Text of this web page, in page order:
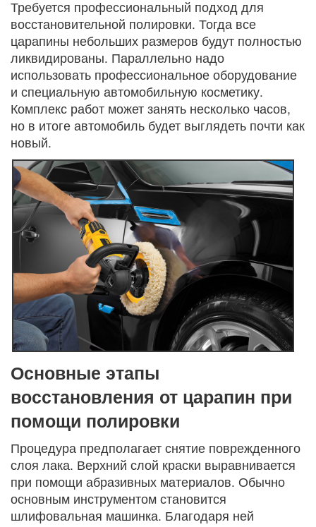
Требуется профессиональный подход для
восстановительной полировки. Тогда все
царапины небольших размеров будут полностью
ликвидированы. Параллельно надо
использовать профессиональное оборудование
и специальную автомобильную косметику.
Комплекс работ может занять несколько часов,
но в итоге автомобиль будет выглядеть почти как
новый.
Основные этапы
восстановления от царапин при
помощи полировки
Процедура предполагает снятие поврежденного
слоя лака. Верхний слой краски выравнивается
при помощи абразивных материалов. Обычно
основным инструментом становится
шлифовальная машинка. Благодаря ней